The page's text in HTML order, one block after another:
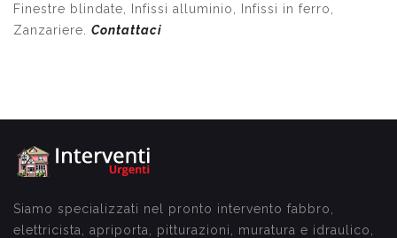
Finestre blindate, Infissi alluminio, Infissi in ferro,
Zanzariere. Contattaci
Siamo specializzati nel pronto intervento fabbro,
elettricista, apriporta, pitturazioni, muratura e idraulico,